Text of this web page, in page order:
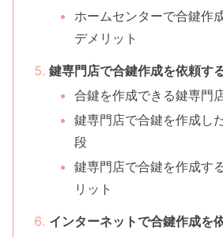
ホームセンターで合鍵作
デメリット
鍵専門店で合鍵作成を依頼す
合鍵を作成できる鍵専門
鍵専門店で合鍵を作成し
段
鍵専門店で合鍵を作成す
リット
インターネットで合鍵作成を